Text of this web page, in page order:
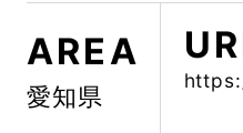
AREA
愛知県